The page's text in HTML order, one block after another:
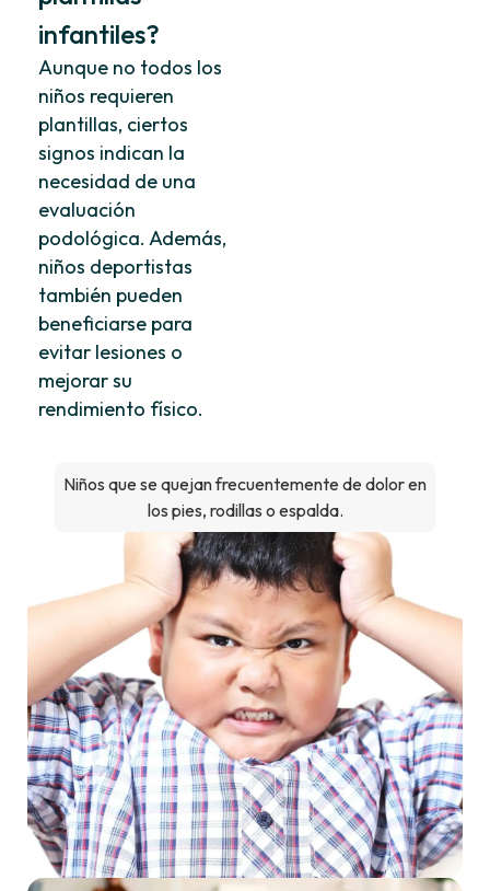
infantiles?
Aunque no todos los
niños requieren
plantillas, ciertos
signos indican la
necesidad de una
evaluación
podológica. Además,
niños deportistas
también pueden
beneficiarse para
evitar lesiones o
mejorar su
rendimiento físico.
Niños que se quejan frecuentemente de dolor en
los pies, rodillas o espalda.